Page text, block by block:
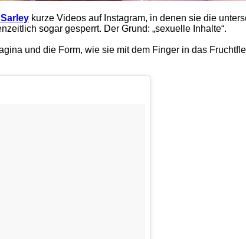
kurze Videos auf Instagram, in denen sie die
sogar gesperrt. Der Grund: „sexuelle Inhalte“.
und die Form, wie sie mit dem Finger in das